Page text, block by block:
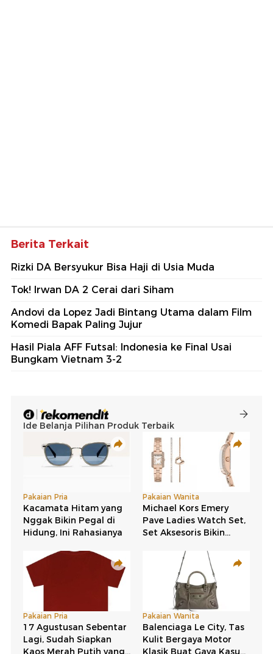
Berita Terkait
Rizki DA Bersyukur Bisa Haji di Usia Muda
Tok! Irwan DA 2 Cerai dari Siham
Andovi da Lopez Jadi Bintang Utama dalam Film
Komedi Bapak Paling Jujur
Hasil Piala AFF Futsal: Indonesia ke Final Usai
Bungkam Vietnam 3-2